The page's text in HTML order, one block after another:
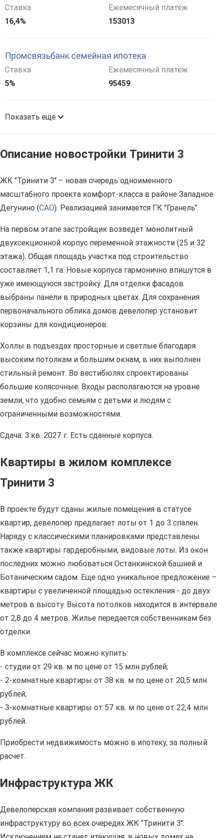
Ставка
16,4%
Ежемесячный платёж
153013
Промсвязьбанк семейная ипотека
Ставка
5%
Ежемесячный платёж
95459
Показать ещё
Описание новостройки Тринити 3
ЖК "Тринити 3" – новая очередь одноименного
масштабного проекта комфорт-класса в районе Западное
Дегунино (САО). Реализацией занимается ГК "Гранель".
На первом этапе застройщик возведет монолитный
двухсекционной корпус переменной этажности (25 и 32
этажа). Общая площадь участка под строительство
составляет 1,1 га. Новые корпуса гармонично впишутся в
уже имеющуюся застройку. Для отделки фасадов
выбраны панели в природных цветах. Для сохранения
первоначального облика домов девелопер установит
корзины для кондиционеров.
Холлы в подъездах просторные и светлые благодаря
высоким потолкам и большим окнам, в них выполнен
стильный ремонт. Во вестибюлях спроектированы
большие колясочные. Входы располагаются на уровне
земли, что удобно семьям с детьми и людям с
ограниченными возможностями.
Сдача: 3 кв. 2027 г. Есть сданные корпуса.
Квартиры в жилом комплексе
Тринити 3
В проекте будут сданы жилые помещения в статусе
квартир, девелопер предлагает лоты от 1 до 3 спален.
Наряду с классическими планировками представлены
также квартиры гардеробными, видовые лоты. Из окон
последних можно любоваться Останкинской башней и
Ботаническим садом. Еще одно уникальное предложение –
квартиры с увеличенной площадью остекления - до двух
метров в высоту. Высота потолков находится в интервале
от 2,8 до 4 метров. Жилье передается собственникам без
отделки.
В комплексе сейчас можно купить:
- студии от 29 кв. м по цене от 15 млн рублей;
- 2-комнатные квартиры от 38 кв. м по цене от 20,5 млн
рублей;
- 3-комнатные квартиры от 57 кв. м по цене от 22,4 млн
рублей.
Приобрести недвижимость можно в ипотеку, за полный
расчет.
Инфраструктура ЖК
Девелоперская компания развивает собственную
инфраструктуру во всех очередях ЖК "Тринити 3".